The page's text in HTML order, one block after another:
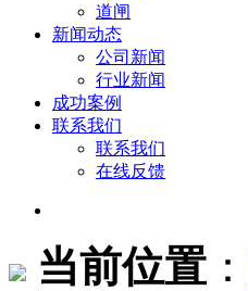
道闸
新闻动态
公司新闻
行业新闻
成功案例
联系我们
联系我们
在线反馈
当前位置 ：